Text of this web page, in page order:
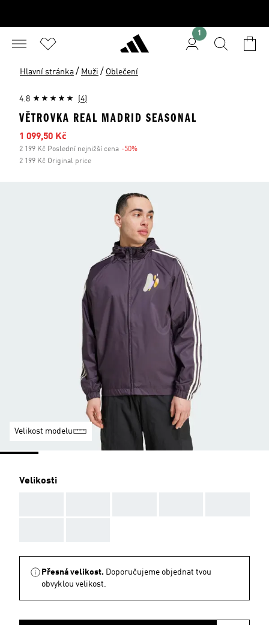
1
Hlavní stránka / Muži / Oblečení
4.8 (4)
VĚTROVKA REAL MADRID SEASONAL
Zlevněná cena
1 099,50 Kč
2 199 Kč Poslední nejnižší cena -50%
2 199 Kč Original price
Velikost modelu
Velikosti
Přesná velikost. Doporučujeme objednat tvou
obvyklou velikost.